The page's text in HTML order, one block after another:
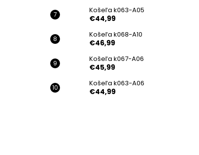
Košeľa k063-A05
€44,99
Košeľa k068-A10
€46,99
Košeľa k067-A06
€45,99
Košeľa k063-A06
€44,99